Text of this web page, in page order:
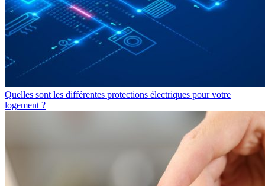
Quelles sont les différentes protections électriques pour votre
logement ?